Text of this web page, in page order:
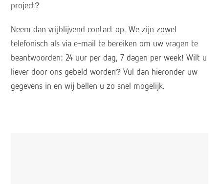
project?
Neem dan vrijblijvend contact op. We zijn zowel
telefonisch als via e-mail te bereiken om uw vragen te
beantwoorden: 24 uur per dag, 7 dagen per week! Wilt u
liever door ons gebeld worden? Vul dan hieronder uw
gegevens in en wij bellen u zo snel mogelijk.